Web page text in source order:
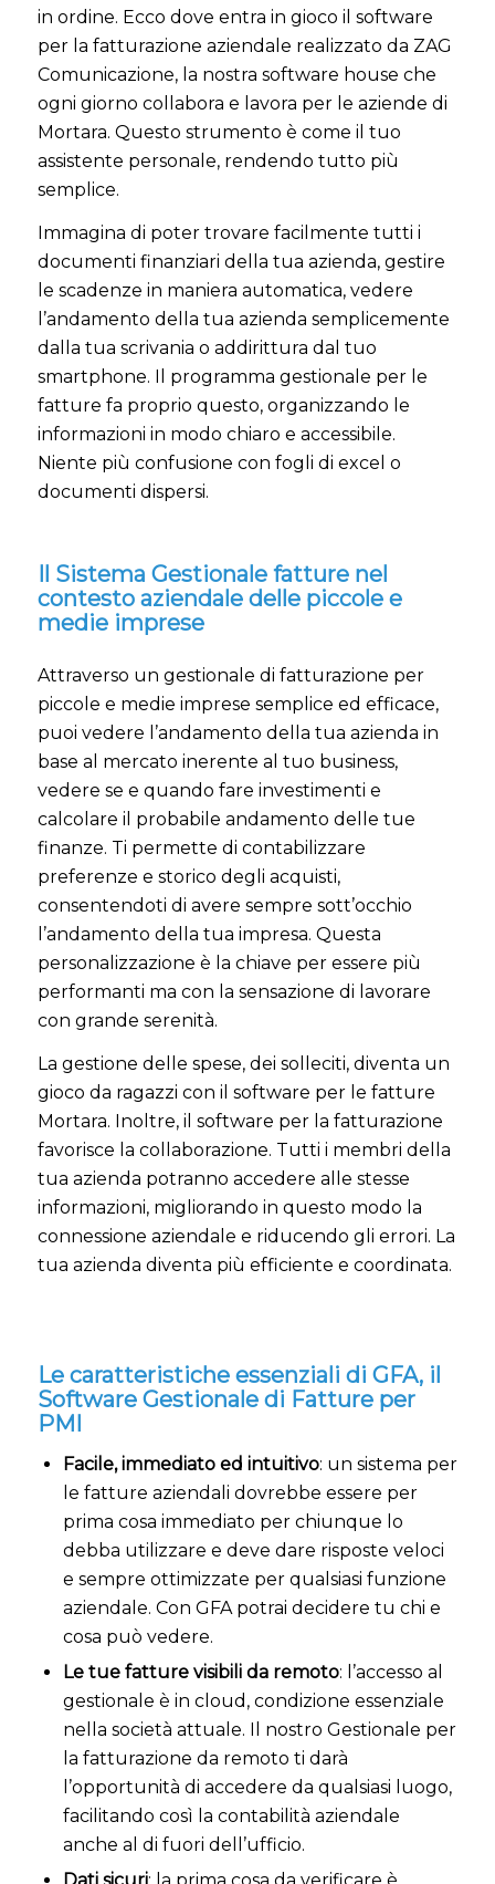
in ordine. Ecco dove entra in gioco il software
per la fatturazione aziendale realizzato da ZAG
Comunicazione, la nostra software house che
ogni giorno collabora e lavora per le aziende di
Mortara. Questo strumento è come il tuo
assistente personale, rendendo tutto più
semplice.
Immagina di poter trovare facilmente tutti i
documenti finanziari della tua azienda, gestire
le scadenze in maniera automatica, vedere
l’andamento della tua azienda semplicemente
dalla tua scrivania o addirittura dal tuo
smartphone. Il programma gestionale per le
fatture fa proprio questo, organizzando le
informazioni in modo chiaro e accessibile.
Niente più confusione con fogli di excel o
documenti dispersi.
Il Sistema Gestionale fatture nel
contesto aziendale delle piccole e
medie imprese
Attraverso un gestionale di fatturazione per
piccole e medie imprese semplice ed efficace,
puoi vedere l’andamento della tua azienda in
base al mercato inerente al tuo business,
vedere se e quando fare investimenti e
calcolare il probabile andamento delle tue
finanze. Ti permette di contabilizzare
preferenze e storico degli acquisti,
consentendoti di avere sempre sott’occhio
l’andamento della tua impresa. Questa
personalizzazione è la chiave per essere più
performanti ma con la sensazione di lavorare
con grande serenità.
La gestione delle spese, dei solleciti, diventa un
gioco da ragazzi con il software per le fatture
Mortara. Inoltre, il software per la fatturazione
favorisce la collaborazione. Tutti i membri della
tua azienda potranno accedere alle stesse
informazioni, migliorando in questo modo la
connessione aziendale e riducendo gli errori. La
tua azienda diventa più efficiente e coordinata.
Le caratteristiche essenziali di GFA, il
Software Gestionale di Fatture per
PMI
Facile, immediato ed intuitivo: un sistema per
le fatture aziendali dovrebbe essere per
prima cosa immediato per chiunque lo
debba utilizzare e deve dare risposte veloci
e sempre ottimizzate per qualsiasi funzione
aziendale. Con GFA potrai decidere tu chi e
cosa può vedere.
Le tue fatture visibili da remoto: l’accesso al
gestionale è in cloud, condizione essenziale
nella società attuale. Il nostro Gestionale per
la fatturazione da remoto ti darà
l’opportunità di accedere da qualsiasi luogo,
facilitando così la contabilità aziendale
anche al di fuori dell’ufficio.